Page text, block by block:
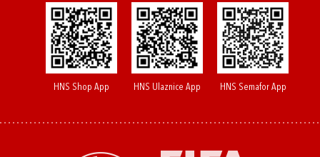
HNS Shop App HNS Ulaznice App HNS Semafor App